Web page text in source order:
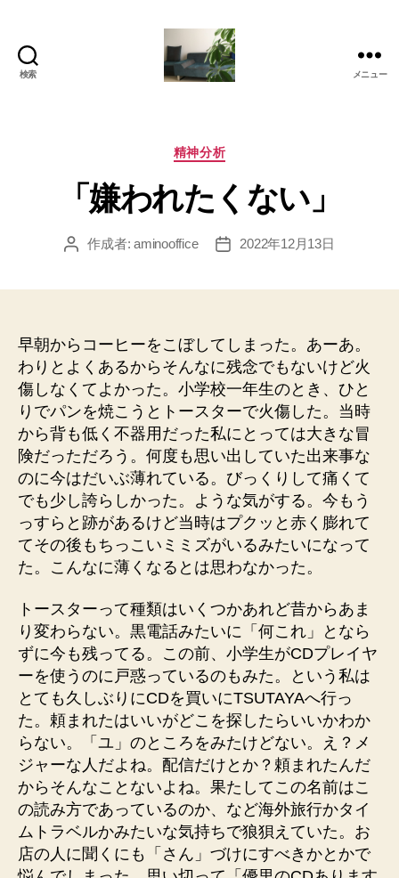
検索
美
か
も
の
グ
メニュー
カ
ゴ
リ
精神分析
「嫌われたくない」
投
作成者:aminooffice
投
2022年12月13日
早朝からコーヒーをこぼしてしまった。あーあ。
わりとよくあるからそんなに残念でもないけど火
傷しなくてよかった。小学校一年生のとき、ひと
りでパンを焼こうとトースターで火傷した。当時
から背も低く不器用だった私にとっては大きな冒
険だっただろう。何度も思い出していた出来事な
のに今はだいぶ薄れている。びっくりして痛くて
でも少し誇らしかった。ような気がする。今もう
っすらと跡があるけど当時はプクッと赤く膨れて
てその後もちっこいミミズがいるみたいになって
た。こんなに薄くなるとは思わなかった。
トースターって種類はいくつかあれど昔からあま
り変わらない。黒電話みたいに「何これ」となら
ずに今も残ってる。この前、小学生がCDプレイヤ
ーを使うのに戸惑っているのもみた。という私は
とても久しぶりにCDを買いにTSUTAYAへ行っ
た。頼まれたはいいがどこを探したらいいかわか
らない。「ユ」のところをみたけどない。え？メ
ジャーな人だよね。配信だけとか？頼まれたんだ
からそんなことないよね。果たしてこの名前はこ
の読み方であっているのか、など海外旅行かタイ
ムトラベルかみたいな気持ちで狼狽えていた。お
店の人に聞くにも「さん」づけにすべきかとかで